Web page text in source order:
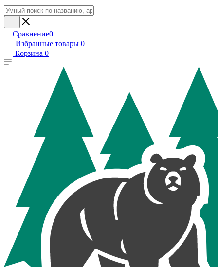
Сравнение0
Избранные товары 0
Корзина 0